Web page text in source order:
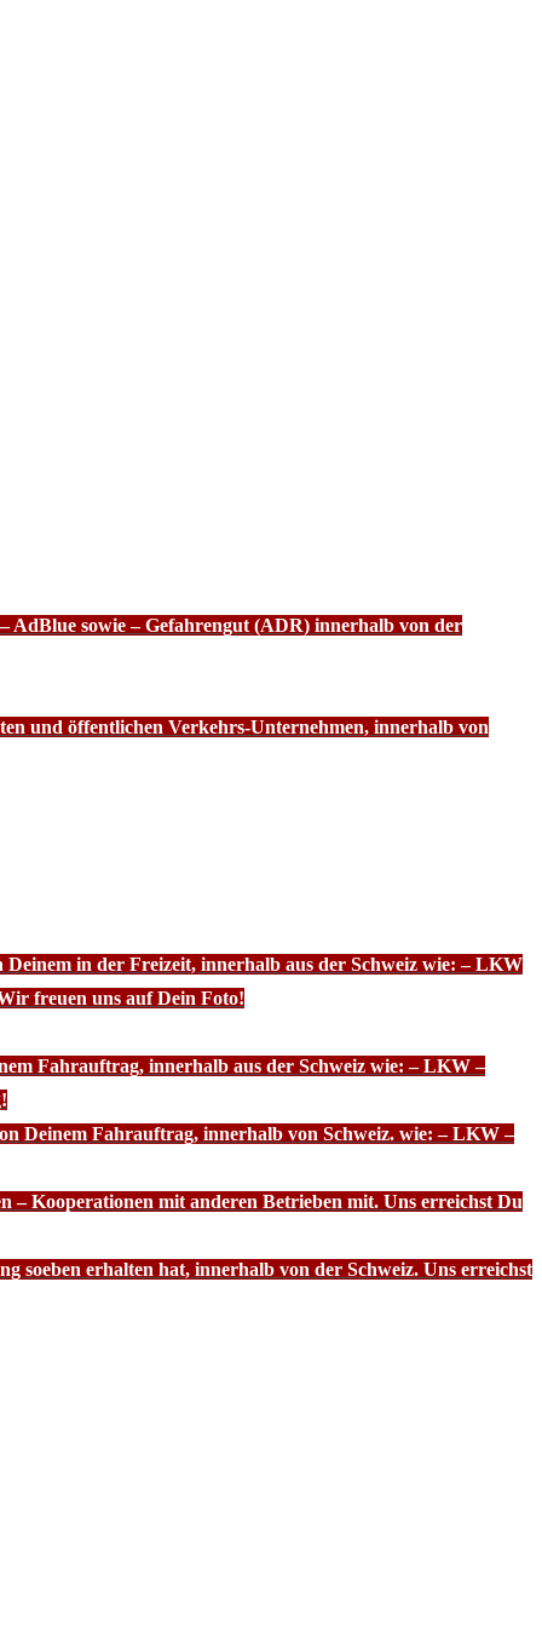
AdBlue sowie – Gefahrengut (ADR) innerhalb von der
und öffentlichen Verkehrs-Unternehmen, innerhalb von
in der Freizeit, innerhalb aus der Schweiz wie: – LKW
freuen uns auf Dein Foto!
Fahrauftrag, innerhalb aus der Schweiz wie: – LKW –
Deinem Fahrauftrag, innerhalb von Schweiz. wie: – LKW –
– Kooperationen mit anderen Betrieben mit. Uns erreichst Du
soeben erhalten hat, innerhalb von der Schweiz. Uns erreichst